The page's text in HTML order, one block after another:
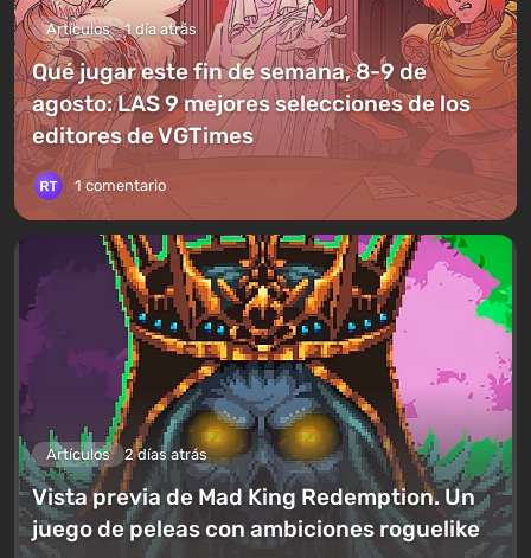
Artículos 1 día atrás
Qué jugar este fin de semana, 8-9 de
agosto: LAS 9 mejores selecciones de los
editores de VGTimes
1 comentario
Artículos 2 días atrás
Vista previa de Mad King Redemption. Un
juego de peleas con ambiciones roguelike